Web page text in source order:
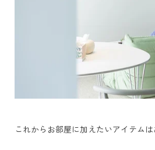
これからお部屋に加えたいアイテムは